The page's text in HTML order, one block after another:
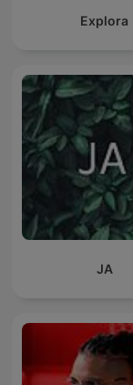
Explora
JA